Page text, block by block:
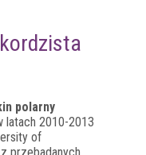
polarny
latach 2010-2013
of